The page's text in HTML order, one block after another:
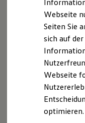
Finanzierung
Für
Für
Leasing
Für
Für
Kfz-
Besitzer & Service
Der ID. Buzz
Ab 43.925,00 € exkl.
Webseite
Seiten Sie
sich auf
Webseite
optimieren.